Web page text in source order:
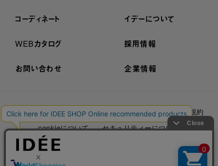
コーディネート
WEBカタログ
お問い合わせ
イデーについて
採用情報
企業情報
プライバシーポリシー 外部送信ポリシー
ご利用規約
cookieについて
セキュリティーについて
特定商取引法に基づく表示
古物営業法に基づく表示